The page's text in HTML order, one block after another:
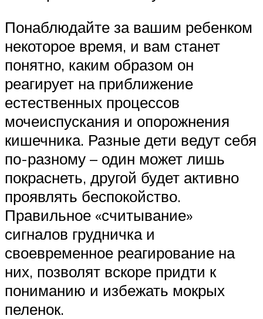
Понаблюдайте за вашим ребенком
некоторое время, и вам станет
понятно, каким образом он
реагирует на приближение
естественных процессов
мочеиспускания и опорожнения
кишечника. Разные дети ведут себя
по-разному – один может лишь
покраснеть, другой будет активно
проявлять беспокойство.
Правильное «считывание»
сигналов грудничка и
своевременное реагирование на
них, позволят вскоре придти к
пониманию и избежать мокрых
пеленок.